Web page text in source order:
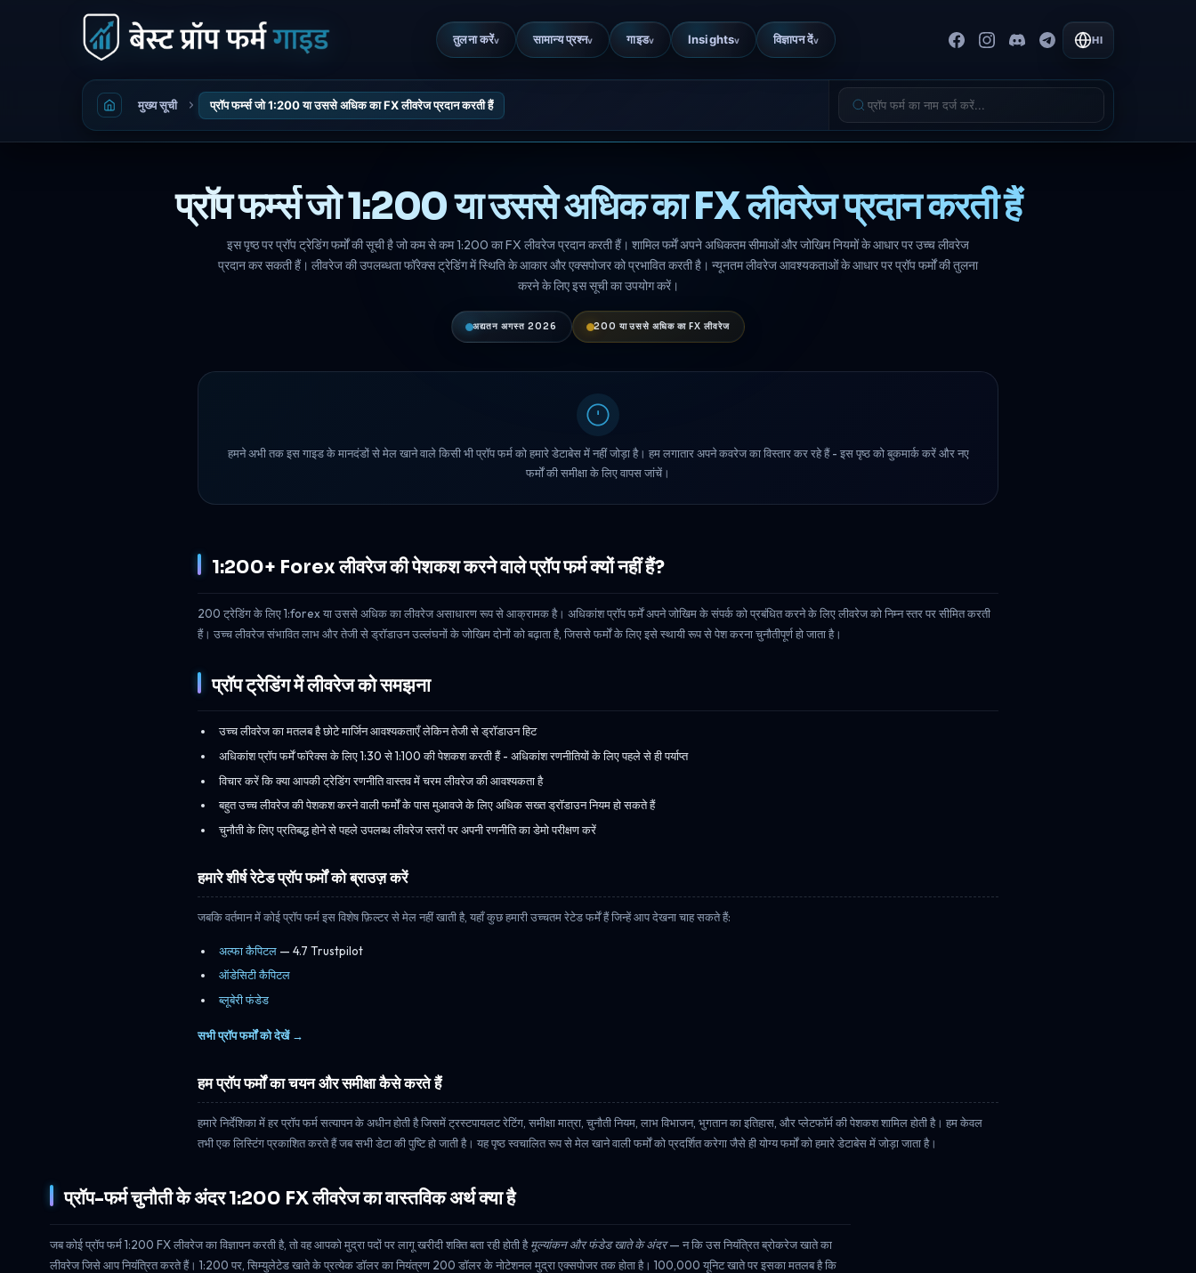
तुलना करेंv सामान्य प्रश्नv गाइडv Insightsv विज्ञापन देंv HI
मुख्य सूची प्रॉप फर्म्स जो 1:200 या उससे अधिक का FX लीवरेज प्रदान करती हैं
प्रॉप फर्म्स जो 1:200 या उससे अधिक का FX लीवरेज प्रदान करती हैं
इस पृष्ठ पर प्रॉप ट्रेडिंग फर्मों की सूची है जो कम से कम 1:200 का FX लीवरेज प्रदान करती हैं। शामिल फर्में अपने अधिकतम सीमाओं और जोखिम नियमों के आधार पर उच्च लीवरेज
प्रदान कर सकती हैं। लीवरेज की उपलब्धता फॉरेक्स ट्रेडिंग में स्थिति के आकार और एक्सपोजर को प्रभावित करती है। न्यूनतम लीवरेज आवश्यकताओं के आधार पर प्रॉप फर्मों की तुलना
करने के लिए इस सूची का उपयोग करें।
अद्यतन अगस्त 2026 200 या उससे अधिक का FX लीवरेज
हमने अभी तक इस गाइड के मानदंडों से मेल खाने वाले किसी भी प्रॉप फर्म को हमारे डेटाबेस में नहीं जोड़ा है। हम लगातार अपने कवरेज का विस्तार कर रहे हैं - इस पृष्ठ को बुकमार्क करें और नए
फर्मों की समीक्षा के लिए वापस जांचें।
1:200+ Forex लीवरेज की पेशकश करने वाले प्रॉप फर्म क्यों नहीं हैं?
200 ट्रेडिंग के लिए 1:forex या उससे अधिक का लीवरेज असाधारण रूप से आक्रामक है। अधिकांश प्रॉप फर्में अपने जोखिम के संपर्क को प्रबंधित करने के लिए लीवरेज को निम्न स्तर पर सीमित करती
हैं। उच्च लीवरेज संभावित लाभ और तेजी से ड्रॉडाउन उल्लंघनों के जोखिम दोनों को बढ़ाता है, जिससे फर्मों के लिए इसे स्थायी रूप से पेश करना चुनौतीपूर्ण हो जाता है।
प्रॉप ट्रेडिंग में लीवरेज को समझना
उच्च लीवरेज का मतलब है छोटे मार्जिन आवश्यकताएँ लेकिन तेजी से ड्रॉडाउन हिट
अधिकांश प्रॉप फर्में फॉरेक्स के लिए 1:30 से 1:100 की पेशकश करती हैं - अधिकांश रणनीतियों के लिए पहले से ही पर्याप्त
विचार करें कि क्या आपकी ट्रेडिंग रणनीति वास्तव में चरम लीवरेज की आवश्यकता है
बहुत उच्च लीवरेज की पेशकश करने वाली फर्मों के पास मुआवजे के लिए अधिक सख्त ड्रॉडाउन नियम हो सकते हैं
चुनौती के लिए प्रतिबद्ध होने से पहले उपलब्ध लीवरेज स्तरों पर अपनी रणनीति का डेमो परीक्षण करें
हमारे शीर्ष रेटेड प्रॉप फर्मों को ब्राउज़ करें
जबकि वर्तमान में कोई प्रॉप फर्म इस विशेष फ़िल्टर से मेल नहीं खाती है, यहाँ कुछ हमारी उच्चतम रेटेड फर्में हैं जिन्हें आप देखना चाह सकते हैं:
अल्फा कैपिटल— 4.7 Trustpilot
ऑडेसिटी कैपिटल
ब्लूबेरी फंडेड
सभी प्रॉप फर्मों को देखें →
हम प्रॉप फर्मों का चयन और समीक्षा कैसे करते हैं
हमारे निर्देशिका में हर प्रॉप फर्म सत्यापन के अधीन होती है जिसमें ट्रस्टपायलट रेटिंग, समीक्षा मात्रा, चुनौती नियम, लाभ विभाजन, भुगतान का इतिहास, और प्लेटफॉर्म की पेशकश शामिल होती है। हम केवल
तभी एक लिस्टिंग प्रकाशित करते हैं जब सभी डेटा की पुष्टि हो जाती है। यह पृष्ठ स्वचालित रूप से मेल खाने वाली फर्मों को प्रदर्शित करेगा जैसे ही योग्य फर्मों को हमारे डेटाबेस में जोड़ा जाता है।
प्रॉप-फर्म चुनौती के अंदर 1:200 FX लीवरेज का वास्तविक अर्थ क्या है
जब कोई प्रॉप फर्म 1:200 FX लीवरेज का विज्ञापन करती है, तो वह आपको मुद्रा पदों पर लागू खरीदी शक्ति बता रही होती हैमूल्यांकन और फंडेड खाते के अंदर— न कि उस नियंत्रित ब्रोकरेज खाते का
लीवरेज जिसे आप नियंत्रित करते हैं। 1:200 पर, सिम्युलेटेड खाते के प्रत्येक डॉलर का नियंत्रण 200 डॉलर के नोटेशनल मुद्रा एक्सपोजर तक होता है। 100,000 यूनिट खाते पर इसका मतलब है कि